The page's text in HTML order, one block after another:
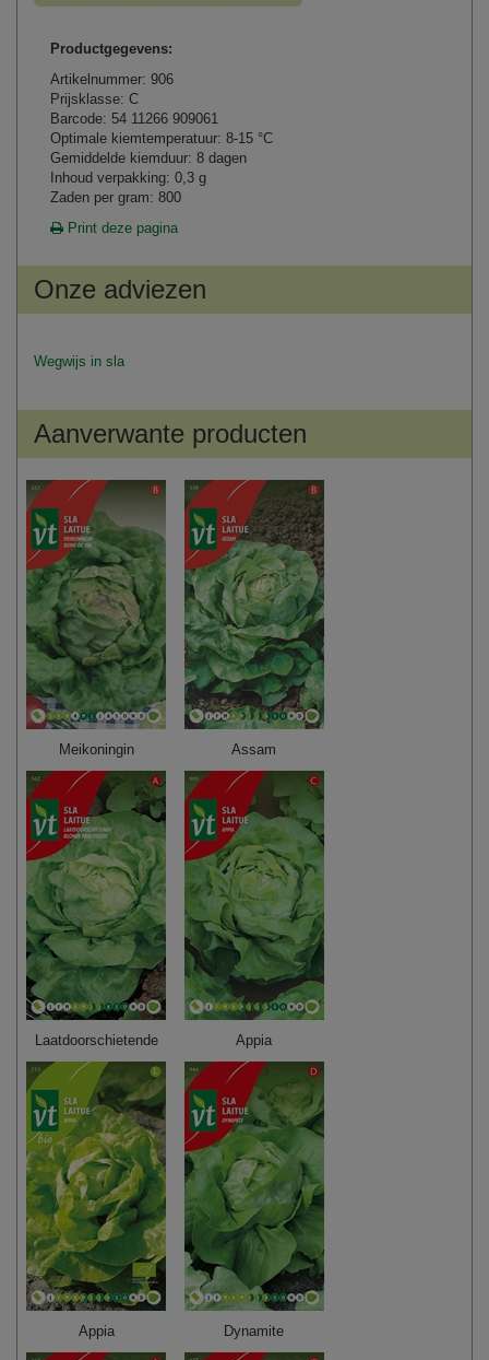
Productgegevens:
Artikelnummer: 906
Prijsklasse: C
Barcode: 54 11266 909061
Optimale kiemtemperatuur: 8-15 °C
Gemiddelde kiemduur: 8 dagen
Inhoud verpakking: 0,3 g
Zaden per gram: 800
Print deze pagina
Onze adviezen
Wegwijs in sla
Aanverwante producten
Meikoningin Assam
Laatdoorschietende Appia
Appia Dynamite